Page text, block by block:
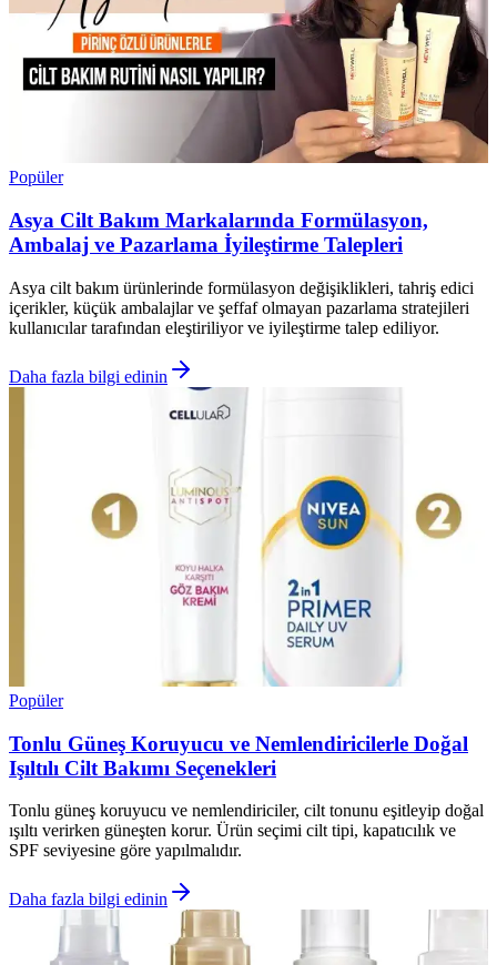
Popüler
Asya Cilt Bakım Markalarında Formülasyon,
Ambalaj ve Pazarlama İyileştirme Talepleri
Asya cilt bakım ürünlerinde formülasyon değişiklikleri, tahriş edici
içerikler, küçük ambalajlar ve şeffaf olmayan pazarlama stratejileri
kullanıcılar tarafından eleştiriliyor ve iyileştirme talep ediliyor.
Daha fazla bilgi edinin
Popüler
Tonlu Güneş Koruyucu ve Nemlendiricilerle Doğal
Işıltılı Cilt Bakımı Seçenekleri
Tonlu güneş koruyucu ve nemlendiriciler, cilt tonunu eşitleyip doğal
ışıltı verirken güneşten korur. Ürün seçimi cilt tipi, kapatıcılık ve
SPF seviyesine göre yapılmalıdır.
Daha fazla bilgi edinin